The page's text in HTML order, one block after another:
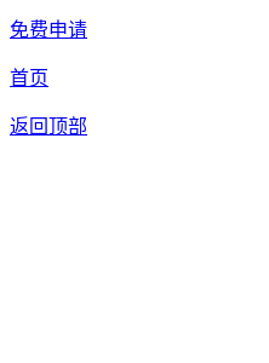
免费申请
首页
返回顶部